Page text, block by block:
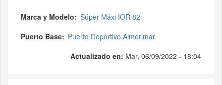
Marca y Modelo
Súper Máxi IOR 82
Puerto Base
Puerto Deportivo Almerimar
Actualizado en: Mar, 06/09/2022 - 18:04